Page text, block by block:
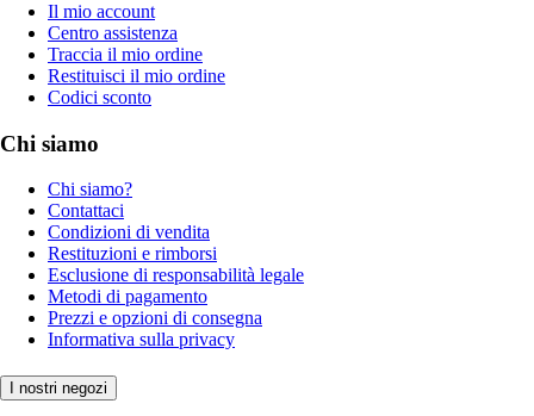
Il mio account
Centro assistenza
Traccia il mio ordine
Restituisci il mio ordine
Codici sconto
Chi siamo
Chi siamo?
Contattaci
Condizioni di vendita
Restituzioni e rimborsi
Esclusione di responsabilità legale
Metodi di pagamento
Prezzi e opzioni di consegna
Informativa sulla privacy
I nostri negozi